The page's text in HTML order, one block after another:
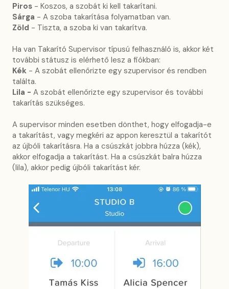
Piros - Koszos, a szobát ki kell takarítani.
Sárga - A szoba takarítása folyamatban van.
Zöld - Tiszta, a szoba ki van takarítva.
Ha van Takarító Supervisor típusú felhasználó is, akkor két
további státusz is elérhető lesz a fiókban:
Kék - A szobát ellenőrizte egy szupervisor és rendben
találta.
Lila - A szobát ellenőrizte egy szupervisor és további
takarítás szükséges.
A supervisor minden esetben dönthet, hogy elfogadja-e
a takarítást, vagy megkéri az appon keresztül a takarítót
az újbóli takarításra. Ha a csúszkát jobbra húzza (kék),
akkor elfogadja a takarítást. Ha a csúszkát balra húzza
(lila), akkor pedig újbóli takarítást kér.